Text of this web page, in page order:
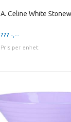
??? -,--
Pris per enhet